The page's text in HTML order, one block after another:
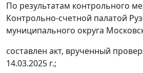
По результатам контрольного
Контрольно-счетной палатой
муниципального округа
составлен акт, врученный
14.03.2025 г.;